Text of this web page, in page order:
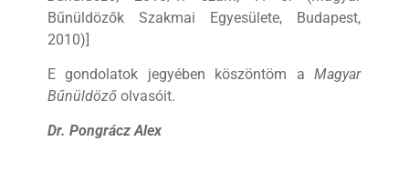
Bűnüldözők Szakmai Egyesülete, Budapest,
2010)]
E gondolatok jegyében köszöntöm aMagyar
Bűnüldöző olvasóit.
Dr. Pongrácz Alex